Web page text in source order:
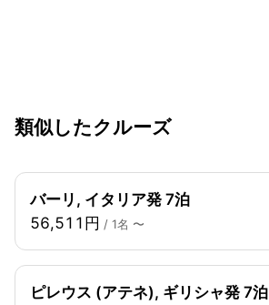
類似したクルーズ
バーリ, イタリア発 7泊
56,511円 / 1名 〜
ピレウス (アテネ), ギリシャ発 7泊